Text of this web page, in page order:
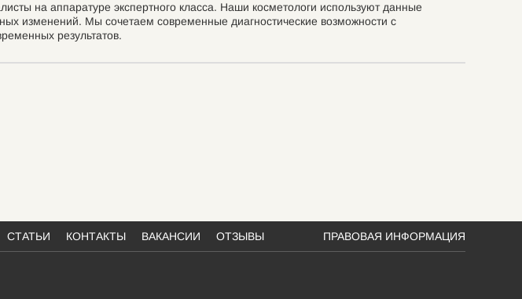
на аппаратуре экспертного класса. Наши косметологи используют данные
изменений. Мы сочетаем современные диагностические возможности с
результатов.
СТАТЬИ КОНТАКТЫ ВАКАНСИИ ОТЗЫВЫ ПРАВОВАЯ ИНФОРМАЦИЯ